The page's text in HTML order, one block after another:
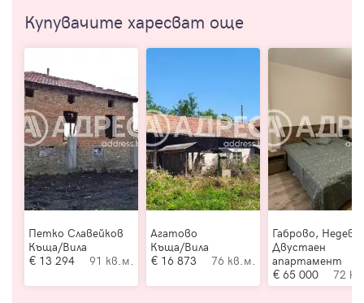
Купувачите харесват още
Петко Славейков
Къща/Вила
13 294
91 кв.м.
Агатово
Къща/Вила
16 873
76 кв.м.
Габрово,
Двустаен
апартамент
65 000
72